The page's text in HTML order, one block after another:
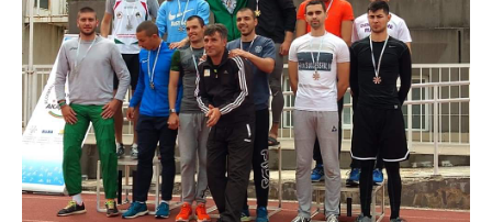
Начало
Съобщения НИИ
Контакти
ННП Млади учени и постдокторанти – 2, втори етап
ННП Млади учени и постдокторанти – 2, втори етап -